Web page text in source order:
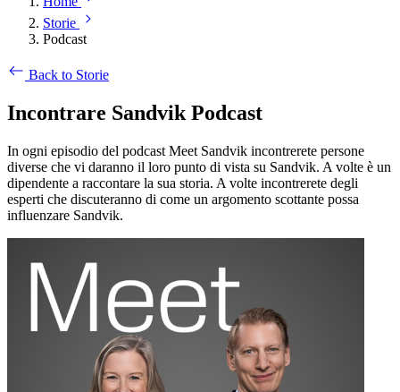
Storie
Podcast
Back to Storie
Incontrare Sandvik Podcast
In ogni episodio del podcast Meet Sandvik incontrerete persone
diverse che vi daranno il loro punto di vista su Sandvik. A volte è un
dipendente a raccontare la sua storia. A volte incontrerete degli
esperti che discuteranno di come un argomento scottante possa
influenzare Sandvik.